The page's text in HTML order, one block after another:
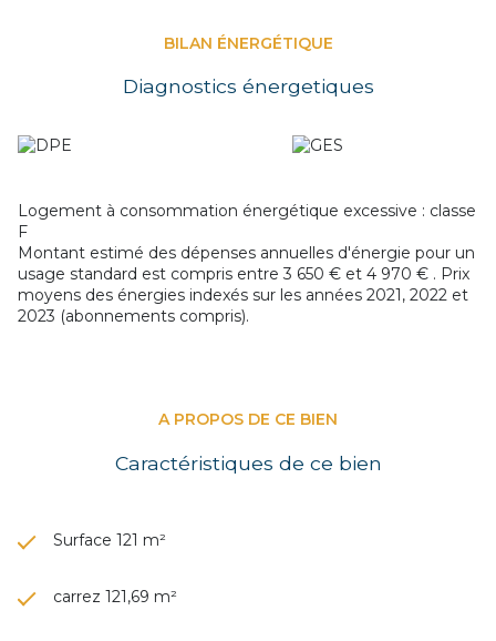
Travaux à prévoir, proximité direct de la gare !
Les informations sur les risques auxquels ce bien est
BILAN ÉNERGÉTIQUE
Diagnostics énergetiques
Logement à consommation énergétique excessive : classe
F
Montant estimé des dépenses annuelles d'énergie pour un
usage standard est compris entre 3 650 € et 4 970 € . Prix
moyens des énergies indexés sur les années 2021, 2022 et
2023 (abonnements compris).
A PROPOS DE CE BIEN
Caractéristiques de ce bien
Surface 121 m²
carrez 121,69 m²